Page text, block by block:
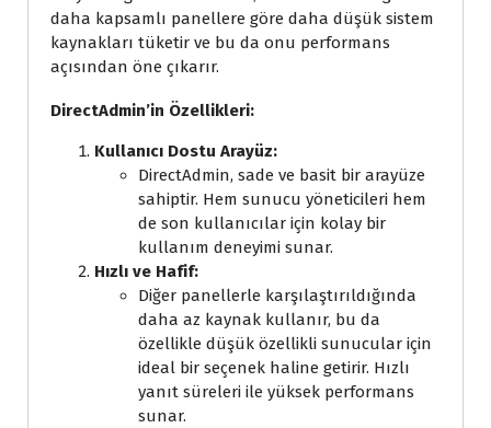
daha kapsamlı panellere göre daha düşük sistem
kaynakları tüketir ve bu da onu performans
açısından öne çıkarır.
DirectAdmin’in Özellikleri:
Kullanıcı Dostu Arayüz:
DirectAdmin, sade ve basit bir arayüze
sahiptir. Hem sunucu yöneticileri hem
de son kullanıcılar için kolay bir
kullanım deneyimi sunar.
Hızlı ve Hafif:
Diğer panellerle karşılaştırıldığında
daha az kaynak kullanır, bu da
özellikle düşük özellikli sunucular için
ideal bir seçenek haline getirir. Hızlı
yanıt süreleri ile yüksek performans
sunar.